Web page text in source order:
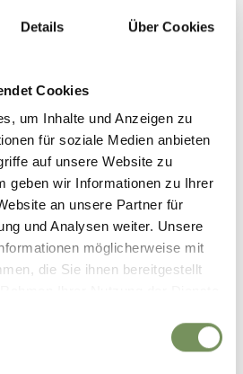
Details Über Cookies
Cookies
um Inhalte und Anzeigen zu
für soziale Medien anbieten
auf unsere Website zu
geben wir Informationen zu Ihrer
an unsere Partner für
und Analysen weiter. Unsere
möglicherweise mit
die Sie ihnen bereitgestellt